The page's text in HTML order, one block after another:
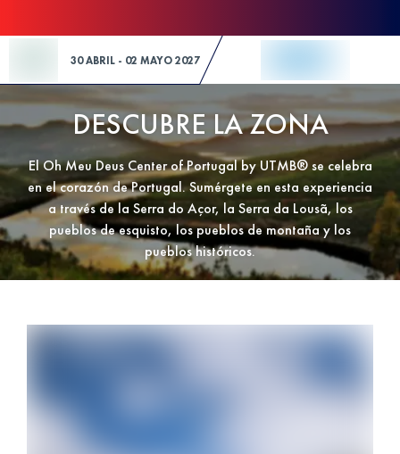
30 ABRIL - 02 MAYO 2027
DESCUBRE LA ZONA
El Oh Meu Deus Center of Portugal by UTMB® se celebra
en el corazón de Portugal. Sumérgete en esta experiencia
a través de la Serra do Açor, la Serra da Lousã, los
pueblos de esquisto, los pueblos de montaña y los
pueblos históricos.